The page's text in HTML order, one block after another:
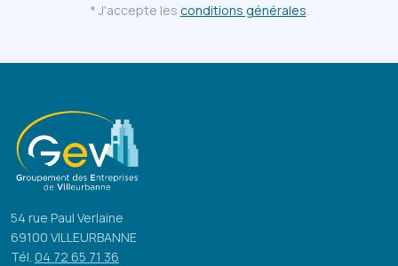
* J'accepte les conditions générales.
54 rue Paul Verlaine
69100 VILLEURBANNE
Tél. 04 72 65 71 36